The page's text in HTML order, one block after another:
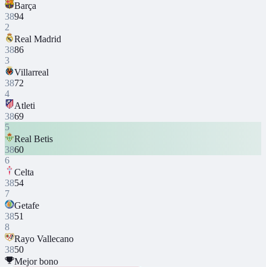
Barça
3894
2
Real Madrid
3886
3
Villarreal
3872
4
Atleti
3869
5
Real Betis
3860
6
Celta
3854
7
Getafe
3851
8
Rayo Vallecano
3850
Mejor bono